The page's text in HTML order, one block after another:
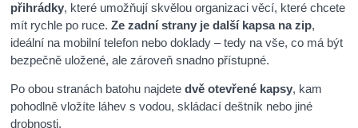
přihrádky, které umožňují skvělou organizaci věcí, které chcete
mít rychle po ruce.Ze zadní strany je další kapsa na zip,
ideální na mobilní telefon nebo doklady – tedy na vše, co má být
bezpečně uložené, ale zároveň snadno přístupné.
Po obou stranách batohu najdetedvě otevřené kapsy, kam
pohodlně vložíte láhev s vodou, skládací deštník nebo jiné
drobnosti.